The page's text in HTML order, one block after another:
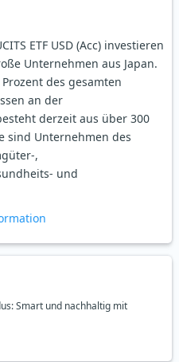
ETF USD (Acc) investieren
Unternehmen aus Japan.
des gesamten
an der
derzeit aus über 300
sind Unternehmen des
,
und
Smart und nachhaltig mit